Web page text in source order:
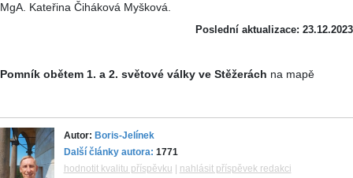
MgA. Kateřina Čiháková Myšková.
Poslední aktualizace: 23.12.2023
Pomník obětem 1. a 2. světové války ve Stěžerách na mapě
Autor: Boris-Jelínek
Další články autora: 1771
hodnotit kvalitu příspěvku
nahlásit příspěvek redakci